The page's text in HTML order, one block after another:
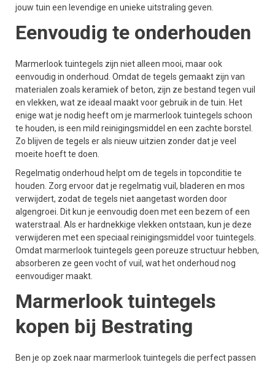
jouw tuin een levendige en unieke uitstraling geven.
Eenvoudig te onderhouden
Marmerlook tuintegels zijn niet alleen mooi, maar ook
eenvoudig in onderhoud. Omdat de tegels gemaakt zijn van
materialen zoals keramiek of beton, zijn ze bestand tegen vuil
en vlekken, wat ze ideaal maakt voor gebruik in de tuin. Het
enige wat je nodig heeft om je marmerlook tuintegels schoon
te houden, is een mild reinigingsmiddel en een zachte borstel.
Zo blijven de tegels er als nieuw uitzien zonder dat je veel
moeite hoeft te doen.
Regelmatig onderhoud helpt om de tegels in topconditie te
houden. Zorg ervoor dat je regelmatig vuil, bladeren en mos
verwijdert, zodat de tegels niet aangetast worden door
algengroei. Dit kun je eenvoudig doen met een bezem of een
waterstraal. Als er hardnekkige vlekken ontstaan, kun je deze
verwijderen met een speciaal reinigingsmiddel voor tuintegels.
Omdat marmerlook tuintegels geen poreuze structuur hebben,
absorberen ze geen vocht of vuil, wat het onderhoud nog
eenvoudiger maakt.
Marmerlook tuintegels
kopen bij Bestrating
Ben je op zoek naar marmerlook tuintegels die perfect passen